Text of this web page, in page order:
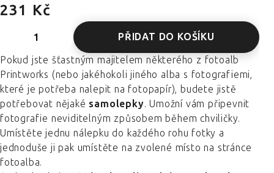
231 Kč
PŘIDAT DO KOŠÍKU
Pokud jste šťastným majitelem některého z fotoalb
Printworks (nebo jakéhokoli jiného alba s fotografiemi,
které je potřeba nalepit na fotopapír), budete jistě
potřebovat nějaké samolepky. Umožní vám připevnit
fotografie neviditelným způsobem během chviličky.
Umístěte jednu nálepku do každého rohu fotky a
jednoduše ji pak umístěte na zvolené místo na stránce
fotoalba.